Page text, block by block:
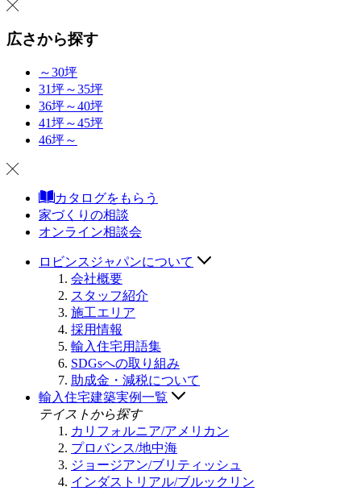
広さから探す
～30坪
31坪～35坪
36坪～40坪
41坪～45坪
46坪～
カタログをもらう
家づくりの相談
オンライン相談会
ロビンスジャパンについて
会社概要
スタッフ紹介
施工エリア
採用情報
輸入住宅用語集
SDGsへの取り組み
助成金・減税について
輸入住宅建築実例一覧
テイストから探す
カリフォルニア/アメリカン
プロバンス/地中海
ジョージアン/ブリティッシュ
インダストリアル/ブルックリン